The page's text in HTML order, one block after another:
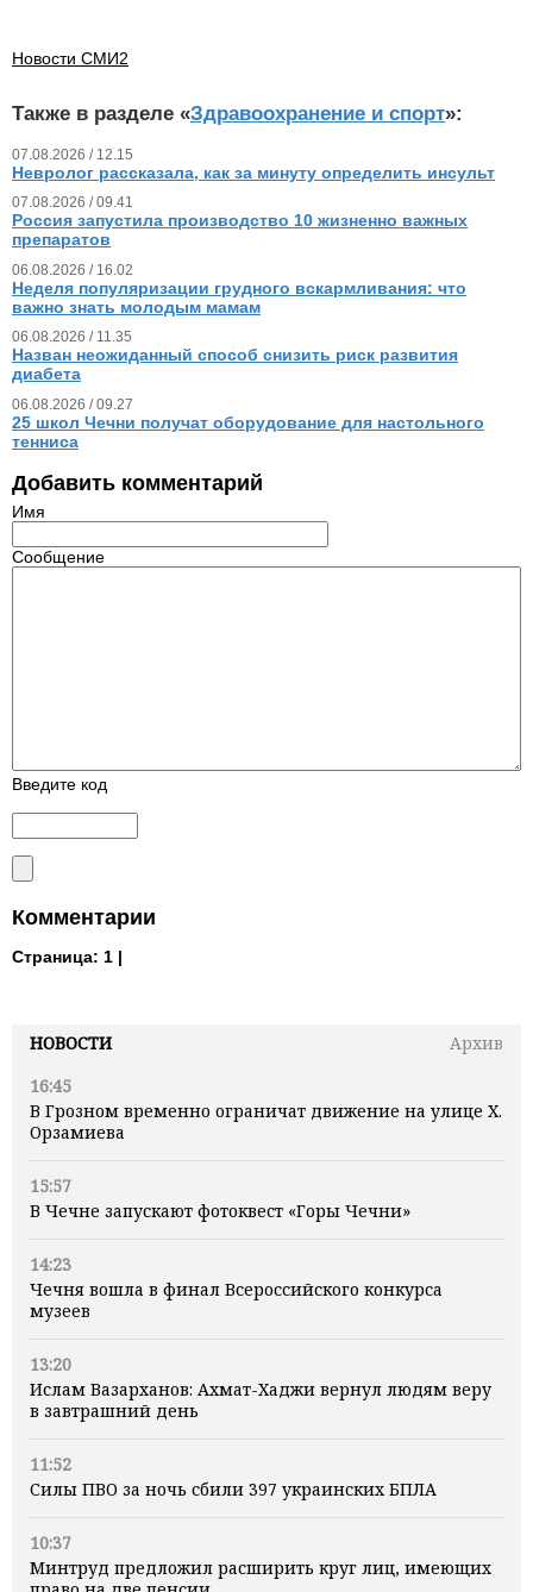
НОВОСТИ
Архив
16:45
В Грозном временно ограничат движение на улице Х.
Орзамиева
15:57
В Чечне запускают фотоквест «Горы Чечни»
14:23
Чечня вошла в финал Всероссийского конкурса
музеев
13:20
Ислам Вазарханов: Ахмат-Хаджи вернул людям веру
в завтрашний день
11:52
Силы ПВО за ночь сбили 397 украинских БПЛА
10:37
Минтруд предложил расширить круг лиц, имеющих
Новости СМИ2
Также в разделе «Здравоохранение и спорт»:
07.08.2026 / 12.15
Невролог рассказала, как за минуту определить инсульт
07.08.2026 / 09.41
Россия запустила производство 10 жизненно важных
препаратов
06.08.2026 / 16.02
Неделя популяризации грудного вскармливания: что
важно знать молодым мамам
06.08.2026 / 11.35
Назван неожиданный способ снизить риск развития
диабета
06.08.2026 / 09.27
25 школ Чечни получат оборудование для настольного
тенниса
Добавить комментарий
Имя
Сообщение
Введите код
Комментарии
Страница: 1 |